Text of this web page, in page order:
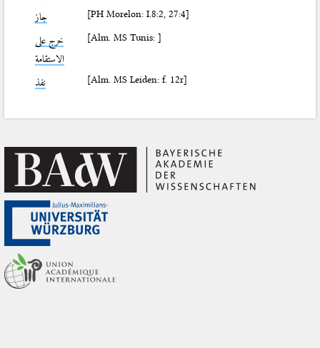
جاز [PH Morelon: I.8:2, 27:4]
خرج على
الاستقامة
[Alm. MS Tunis: ]
نفذ [Alm. MS Leiden: f. 12r]